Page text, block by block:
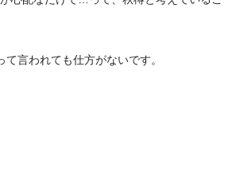
言われても仕方がないです。